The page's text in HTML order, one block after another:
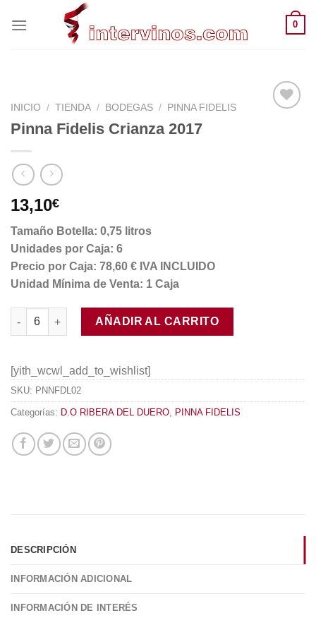
0
INICIO / TIENDA / BODEGAS / PINNA FIDELIS
Pinna Fidelis Crianza 2017
13,10€
Tamaño Botella: 0,75 litros
Unidades por Caja: 6
Precio por Caja: 78,60 € IVA INCLUIDO
Unidad Mínima de Venta: 1 Caja
Pinna Fidelis Crianza 2017 cantidad
AÑADIR AL CARRITO
[yith_wcwl_add_to_wishlist]
SKU: PNNFDL02
Categorías: D.O RIBERA DEL DUERO, PINNA FIDELIS
DESCRIPCIÓN
INFORMACIÓN ADICIONAL
INFORMACIÓN DE INTERÉS